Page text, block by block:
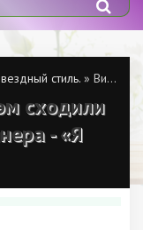
стиль. » Виктория и Дэвид Бекхэм сходили на ужин с семьей дизайнера - «Я как Звезда»
сходили
- «Я